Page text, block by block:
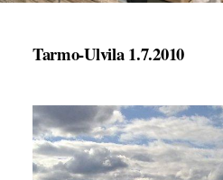
Tarmo-Ulvila 1.7.2010